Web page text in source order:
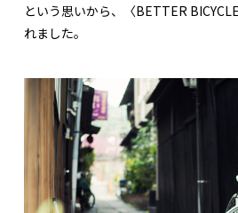
という思いから、〈BETTER
れました。